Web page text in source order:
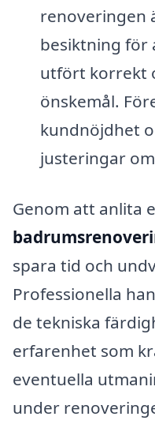
renoveringen
besiktning för
utfört korrekt
önskemål.
kundnöjdhet
justeringar
Genom att anlita
spara tid och
Professionella
de tekniska
erfarenhet som
eventuella
under